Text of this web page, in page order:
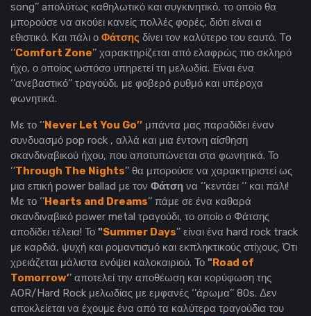
song’’ aπολύτως καθηλωτικό και συγκινητικό, το οποίο θα
μπορούσε να ακούει κανείς πολλές φορές, διότι είναι α
εθιστικό. Και πάλι ο Φάτσης δίνει τον καλύτερο του εαυτό. To
‘’Comfort Zone’’ χαρακτηρίζεται από ελαφρώς πιο σκληρό
ήχο, ο οποίος ωστόσο υπηρετεί τη μελωδία. Eίναι ένα
‘’ανεβαστικό’’ τραγούδι, με φοβερό ρυθμό και υπέροχα
φωνητικά.
Με το ‘’Never Let You Go’’ μπάντα μας παραδίδει έναν
συνδυασμό pop rock , αλλά και μια έντονη αίσθηση
σκανδιναβικού ήχου, που αποτυπώνεται στα φωνητικά. Το
‘’Through The Nights’’ θα μπορούσε να χαρακτηριστεί ως
μια επική power ballad με τον Φάτση να ‘’κεντάει ‘’ και πάλι!
Με το ‘’Hearts and Dreams’’ πάμε σε ένα καθαρά
σκανδιναβικό power metal τραγούδι, το οποίο ο Φάτσης
αποδίδει τέλεια! Το "Summer Days’’ είναι ένα hard rock track
με καρδιά, ψυχή και ρομαντισμό και εκπληκτικούς στίχους. Ότι
χρειάζεται μάλιστα ενόψει καλοκαιριού. Το "Road of
Tomorrow’’ αποτελεί την αποθέωση και κορύφωση της
AOR/Hard Rock μελωδίας με εμφανές ‘’άρωμα’’ 80s. Δεν
αποκλείεται να έχουμε ένα από τα καλύτερα τραγούδια του